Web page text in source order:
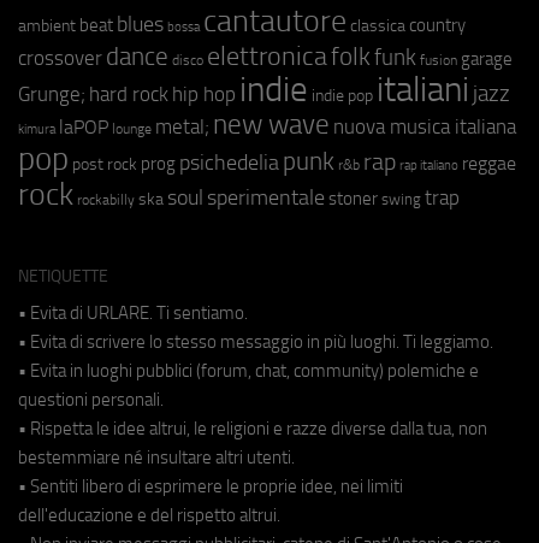
ambient beat blues bossa cantautore classica country
crossover dance disco elettronicafolkfunk fusion garage
Grunge; hard rock hip hop indie indie pop italiani jazz
kimura laPOP lounge metal; new wave nuova musica italiana
pop post rock prog psichedeliapunk r&b rap rap italiano reggae
rock rockabilly ska soul sperimentale stoner swing trap
NETIQUETTE
• Evita di URLARE. Ti sentiamo.
• Evita di scrivere lo stesso messaggio in più luoghi. Ti leggiamo.
• Evita in luoghi pubblici (forum, chat, community) polemiche e
questioni personali.
• Rispetta le idee altrui, le religioni e razze diverse dalla tua, non
bestemmiare né insultare altri utenti.
• Sentiti libero di esprimere le proprie idee, nei limiti
dell'educazione e del rispetto altrui.